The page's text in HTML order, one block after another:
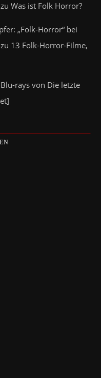
zu Was ist Folk Horror?
„Folk-Horror“ bei
zu 13 Folk-Horror-Filme,
rays von Die letzte